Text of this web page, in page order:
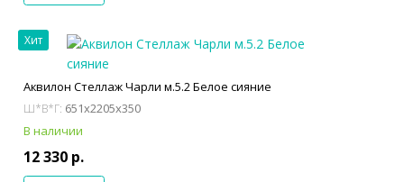
Хит
Аквилон Стеллаж Чарли м.5.2 Белое сияние
Ш*В*Г: 651x2205x350
В наличии
12 330 р.